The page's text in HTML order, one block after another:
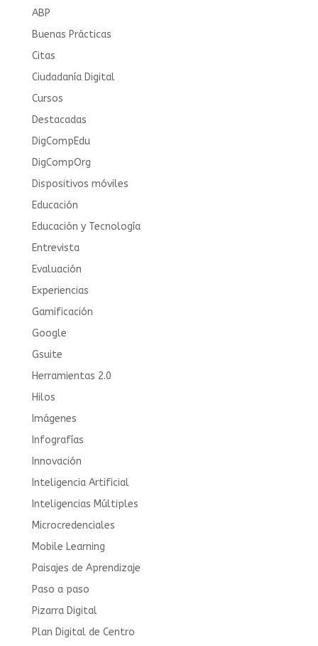
ABP
Buenas Prácticas
Citas
Ciudadanía Digital
Cursos
Destacadas
DigCompEdu
DigCompOrg
Dispositivos móviles
Educación
Educación y Tecnología
Entrevista
Evaluación
Experiencias
Gamificación
Google
Gsuite
Herramientas 2.0
Hilos
Imágenes
Infografías
Innovación
Inteligencia Artificial
Inteligencias Múltiples
Microcredenciales
Mobile Learning
Paisajes de Aprendizaje
Paso a paso
Pizarra Digital
Plan Digital de Centro